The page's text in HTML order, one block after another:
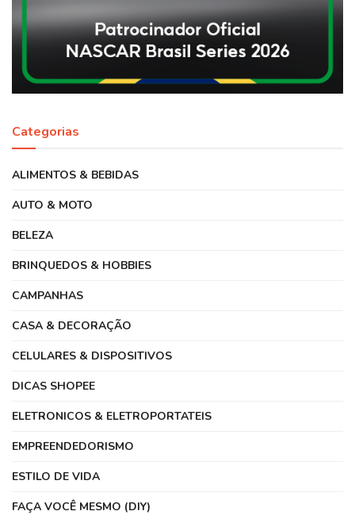
Categorias
ALIMENTOS & BEBIDAS
AUTO & MOTO
BELEZA
BRINQUEDOS & HOBBIES
CAMPANHAS
CASA & DECORAÇÃO
CELULARES & DISPOSITIVOS
DICAS SHOPEE
ELETRONICOS & ELETROPORTATEIS
EMPREENDEDORISMO
ESTILO DE VIDA
FAÇA VOCÊ MESMO (DIY)